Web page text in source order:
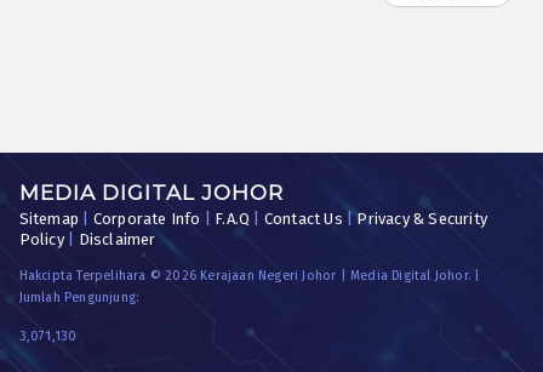
MEDIA DIGITAL JOHOR
Sitemap Corporate Info F.A.Q Contact Us |Privacy & Security
Policy| Disclaimer
Hakcipta Terpelihara © 2026 Kerajaan Negeri Johor | Media Digital Johor. |
Jumlah Pengunjung:
3,071,130